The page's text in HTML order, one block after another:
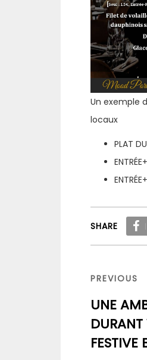
Un exemple
locaux
PLAT
SHARE
de
l’article
PREVIOUS
PREVIOUS
UNE
DURANT
FESTIVE